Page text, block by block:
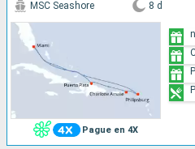
Pague en 4X
MSC Seashore 8 d